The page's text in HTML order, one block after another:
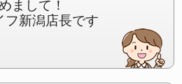
まして！
フ新潟店長です